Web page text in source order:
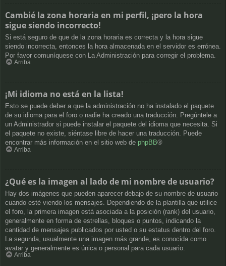
Cambié la zona horaria en mi perfil, ¡pero la hora
sigue siendo incorrecto!
Si está seguro de que de la zona horaria es correcta y la hora sigue
siendo incorrecta, entonces la hora almacenada en el servidor es errónea.
Por favor comuníquese con La Administración para corregir el problema.
Arriba
¡Mi idioma no está en la lista!
Esto se puede deber a que la administración no ha instalado el paquete
de su idioma para el foro o nadie ha creado una traducción. Pregúntele a
un Administrador si puede instalar el paquete del idioma que necesita. Si
el paquete no existe, siéntase libre de hacer una traducción. Puede
encontrar más información en el sitio web de phpBB®
Arriba
¿Qué es la imagen al lado de mi nombre de usuario?
Hay dos imágenes que pueden aparecer debajo de su nombre de usuario
cuando esté viendo los mensajes. Dependiendo de la plantilla que utilice
el foro, la primera imagen está asociada a la posición (rank) del usuario,
generalmente en forma de estrellas, bloques o puntos, indicando la
cantidad de mensajes publicados por usted o su estatus dentro del foro.
La segunda, usualmente una imagen más grande, es conocida como
avatar y generalmente es única o personal para cada usuario.
Arriba